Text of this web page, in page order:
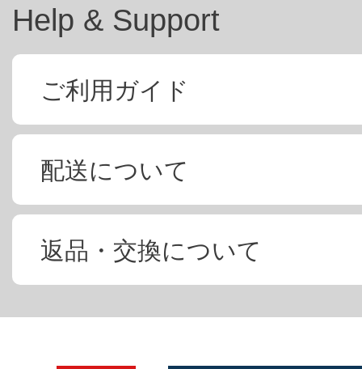
Help & Support
ご利用ガイド
配送について
返品・交換について